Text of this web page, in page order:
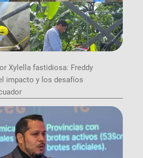
Xylella fastidiosa: Freddy
impacto y los desafíos